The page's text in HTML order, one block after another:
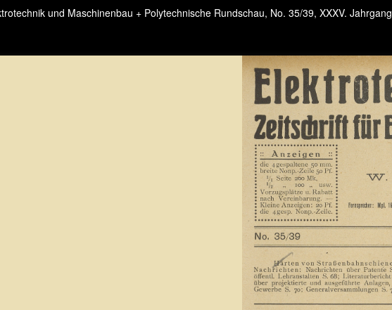
und Maschinenbau + Polytechnische Rundschau, No. 35/39, XXXV. Jahrgang